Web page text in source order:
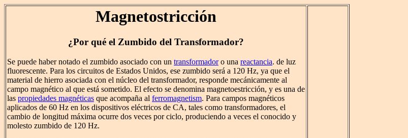
Magnetostricción
¿Por qué el Zumbido del Transformador?
Se puede haber notado el zumbido asociado con un transformadoro una reactancia. de luz
fluorescente. Para los circuitos de Estados Unidos, ese zumbido será a 120 Hz, ya que el
material de hierro asociada con el núcleo del transformador, responde mecánicamente al
campo magnético al que está sometido. El efecto se denomina magnetoestricción, y es una de
las propiedades magnéticas que acompaña al ferromagnetism. Para campos magnéticos
aplicados de 60 Hz en los dispositivos eléctricos de CA, tales como transformadores, el
cambio de longitud máxima ocurre dos veces por ciclo, produciendo a veces el conocido y
molesto zumbido de 120 Hz.